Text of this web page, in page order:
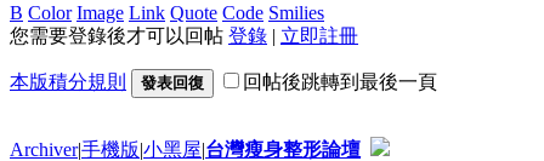
B Color Image Link Quote Code Smilies
您需要登錄後才可以回帖 登錄 | 立即註冊
本版積分規則 發表回復 回帖後跳轉到最後一頁
Archiver|手機版|小黑屋|台灣瘦身整形論壇